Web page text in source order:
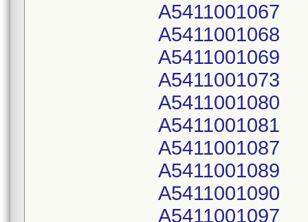
A5411001067
A5411001068
A5411001069
A5411001073
A5411001080
A5411001081
A5411001087
A5411001089
A5411001090
A5411001097